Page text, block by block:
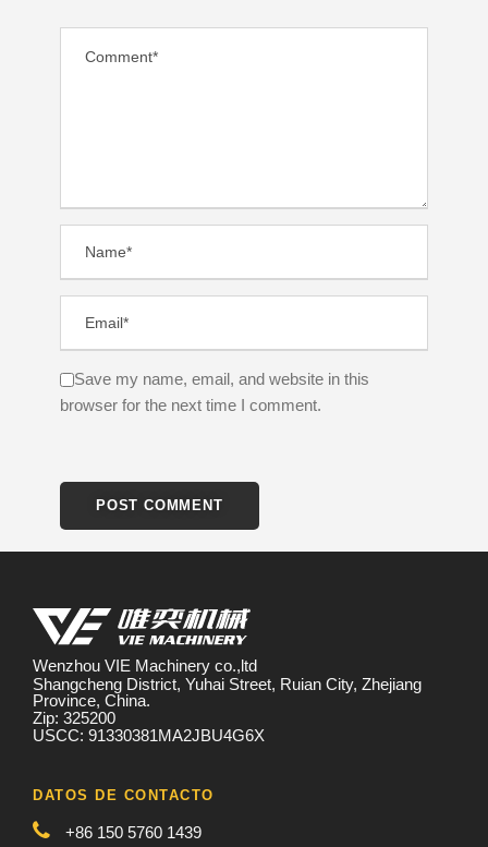
Save my name, email, and website in this
browser for the next time I comment.
Wenzhou VIE Machinery co.,ltd
Shangcheng District, Yuhai Street, Ruian City, Zhejiang
Province, China.
Zip: 325200
USCC: 91330381MA2JBU4G6X
DATOS DE CONTACTO
+86 150 5760 1439